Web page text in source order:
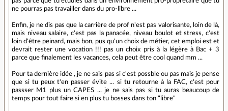
ne pourras pas travailler dans du pro-libre ...
Enfin, je ne dis pas que la carrière de prof n'est pas valorisante, loin de là,
mais niveau salaire, c'est pas la panacée, niveau boulot et stress, c'est
loin d'être peinard, mais bon, pus qu'un choix de métier, cet emploi est et
devrait rester une vocation !!! pas un choix pris à la légère à Bac + 3
parce que finalement les vacances, cela peut être cool quand mm ...
Pour ta dernière idée , je ne sais pas si c'est possble ou pas mais je pense
que si tu peux t'en passer évite ... si tu retourne à la FAC, c'est pour
passser M1 plus un CAPES ... je ne sais pas si tu auras beaucoup de
temps pour tout faire si en plus tu bosses dans ton "libre"